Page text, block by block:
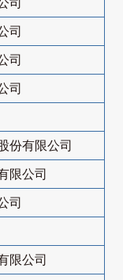
司
司
司
份有限公司
限公司
司
限公司